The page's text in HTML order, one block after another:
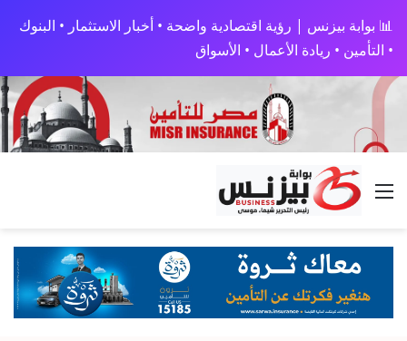
📊 بوابة بيزنس | رؤية اقتصادية واضحة • أخبار الاستثمار • البنوك
• التأمين • ريادة الأعمال • الأسواق
القائمة